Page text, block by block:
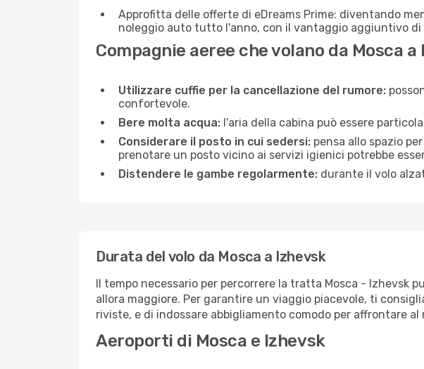
Approfitta delle offerte di eDreams Prime: diventando
noleggio auto tutto l'anno, con il vantaggio aggiuntivo
Compagnie aeree che volano da Mosca a
Utilizzare cuffie per la cancellazione del rumore:
confortevole.
Bere molta acqua: l'aria della cabina può essere
Considerare il posto in cui sedersi: pensa allo spazio
prenotare un posto vicino ai servizi igienici potrebbe
Distendere le gambe regolarmente: durante il volo
Durata del volo da Mosca a Izhevsk
Il tempo necessario per percorrere la tratta Mosca - Izhevsk
allora maggiore. Per garantire un viaggio piacevole, ti
riviste, e di indossare abbigliamento comodo per affrontare
Aeroporti di Mosca e Izhevsk